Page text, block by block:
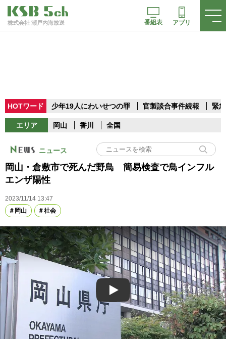
株式会社 瀬戸内海放送 番組表 アプリ
HOTワード 少年19人にわいせつの罪 官製談合事件続報 緊
エリア 岡山 香川 全国
ニュース
岡山・倉敷市で死んだ野鳥 簡易検査で鳥インフル
エンザ陽性
2023/11/14 13:47
岡山
社会
Play